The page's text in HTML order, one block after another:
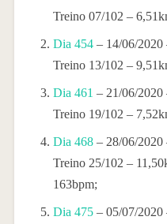
Treino 07/102 –
Dia 454– 14/06/2020
Treino 13/102 –
Dia 461 – 21/06/2020
Treino 19/102 –
Dia 468– 28/06/2020
Treino 25/102 –
163bpm;
Dia 475– 05/07/2020